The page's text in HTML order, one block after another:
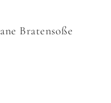
Bratensoße